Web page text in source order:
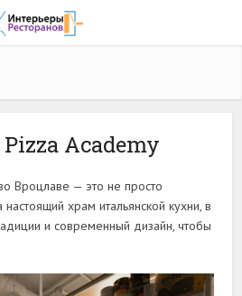
Academy
Вроцлаве — это не просто
храм итальянской кухни, в
и современный дизайн, чтобы